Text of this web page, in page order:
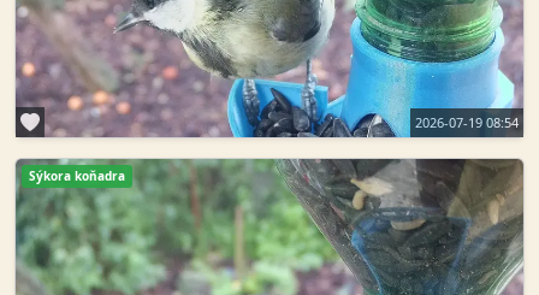
2026-07-19 08:54
Sýkora koňadra